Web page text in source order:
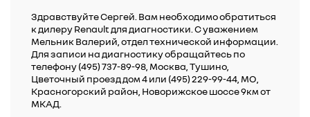
Здравствуйте Сергей. Вам необходимо обратиться
к дилеру Renault для диагностики. С уважением
Мельник Валерий, отдел технической информации.
Для записи на диагностику обращайтесь по
телефону (495) 737-89-98, Москва, Тушино,
Цветочный проезд дом 4 или (495) 229-99-44, МО,
Красногорский район, Новорижское шоссе 9км от
МКАД.